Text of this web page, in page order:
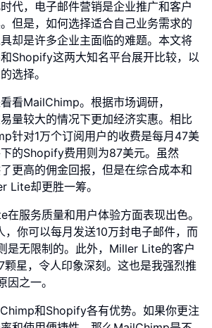
代，电子邮件营销是企业推广和客户
但是，如何选择适合自己业务需求的
却是许多企业主面临的难题。本文将
Shopify这两大知名平台展开比较，以
选择。
看MailChimp。根据市场调研，
量较大的情况下更加经济实惠。相比
针对1万个订阅用户的收费是每月47美
的Shopify费用则为87美元。虽然
更高的佣金回报，但是在综合成本和
Lite却更胜一筹。
服务质量和用户体验方面表现出色。
，你可以每月发送10万封电子邮件，而
是无限制的。此外，Miller Lite的客户
颗星，令人印象深刻。这也是我强烈推
之一。
和Shopify各有优势。如果你更注